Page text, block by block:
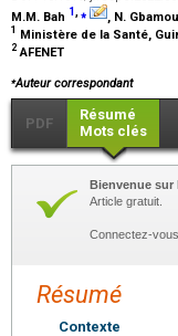
M.M. Bah 1,⁎ , N. Gbamou
1 Ministère de la Santé,
2 AFENET
⁎Auteur correspondant
PDF
Résumé
Mots clés
Bienvenue sur
Article gratuit.
Connectez-
Résumé
Contexte